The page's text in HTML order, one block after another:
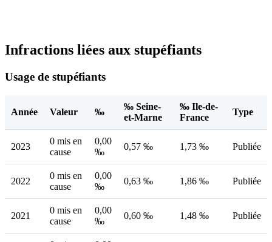
Infractions liées aux stupéfiants
Usage de stupéfiants
Année Valeur ‰
‰ Seine-
et-Marne
‰ Ile-de-
France
Type
2023
0 mis en
cause
0,00
‰
0,57 ‰ 1,73 ‰ Publiée
2022
0 mis en
cause
0,00
‰
0,63 ‰ 1,86 ‰ Publiée
2021
0 mis en
cause
0,00
‰
0,60 ‰ 1,48 ‰ Publiée